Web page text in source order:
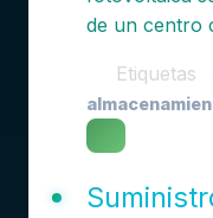
de un centro
Etiquetas